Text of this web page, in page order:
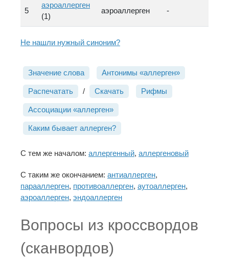
5
аэроаллерген
(1)
аэроаллерген -
Не нашли нужный синоним?
Значение слова Антонимы «аллерген»
Распечатать / Скачать Рифмы
Ассоциации «аллерген»
Каким бывает аллерген?
С тем же началом: аллергенный, аллергеновый
С таким же окончанием: антиаллерген,
парааллерген, противоаллерген, аутоаллерген,
аэроаллерген, эндоаллерген
Вопросы из кроссвордов
(сканвордов)